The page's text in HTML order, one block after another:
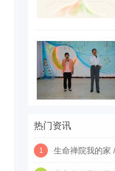
热门资讯
1 生命禅院我的家